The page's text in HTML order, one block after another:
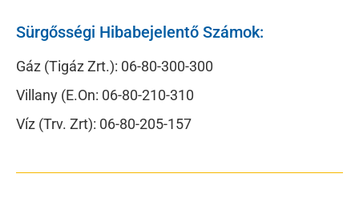
Sürgősségi Hibabejelentő Számok:
Gáz (Tigáz Zrt.): 06-80-300-300
Villany (E.On: 06-80-210-310
Víz (Trv. Zrt): 06-80-205-157